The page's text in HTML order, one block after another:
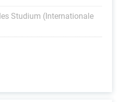
Studium (Internationale